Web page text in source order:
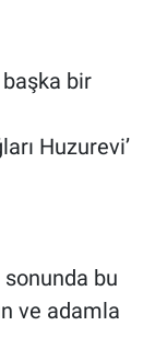
bir
Huzurevi’
bu
ve adamla